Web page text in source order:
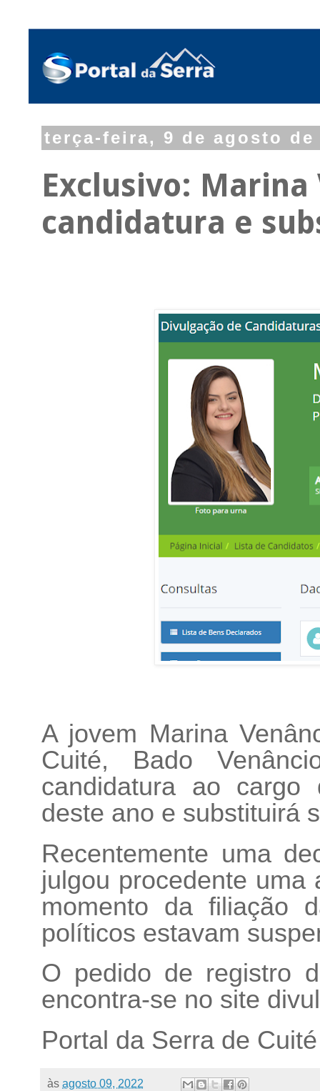
terça-feira, 9 de agosto de
Exclusivo:
candidatura e
A jovem Marina
Cuité, Bado
candidatura ao cargo
deste ano e substituirá
Recentemente uma
julgou procedente
momento da filiação
políticos estavam
O pedido de registro
encontra-se no site
Portal da Serra de Cuité
às agosto 09, 2022